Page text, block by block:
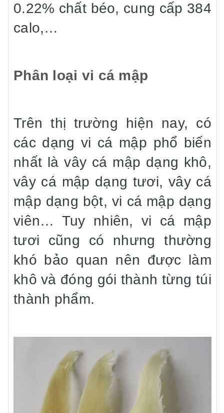
0.22% chất béo, cung cấp 384
calo,…
Phân loại vi cá mập
Trên thị trường hiện nay, có
các dạng vi cá mập phổ biến
nhất là vây cá mập dạng khô,
vây cá mập dạng tươi, vây cá
mập dạng bột, vi cá mập dạng
viên… Tuy nhiên, vi cá mập
tươi cũng có nhưng thường
khó bảo quan nên được làm
khô và đóng gói thành từng túi
thành phẩm.